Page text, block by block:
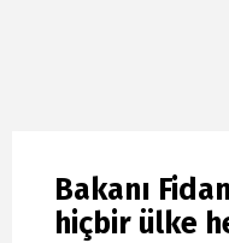
Bakanı
hiçbir ülke